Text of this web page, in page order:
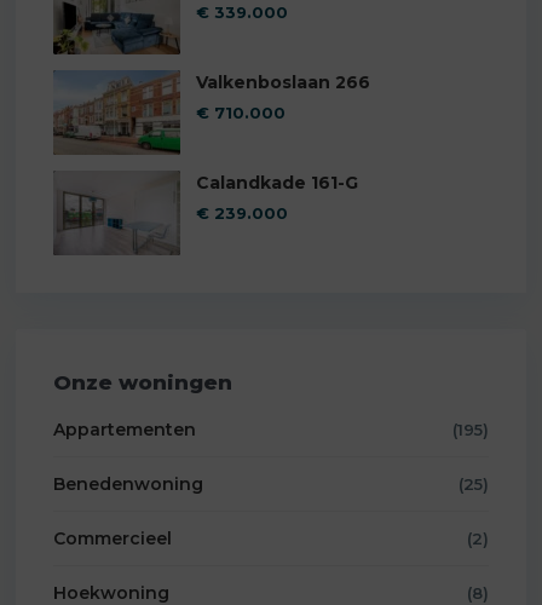
€ 339.000
Valkenboslaan 266
€ 710.000
Calandkade 161-G
€ 239.000
Onze woningen
Appartementen (195)
Benedenwoning (25)
Commercieel (2)
Hoekwoning (8)